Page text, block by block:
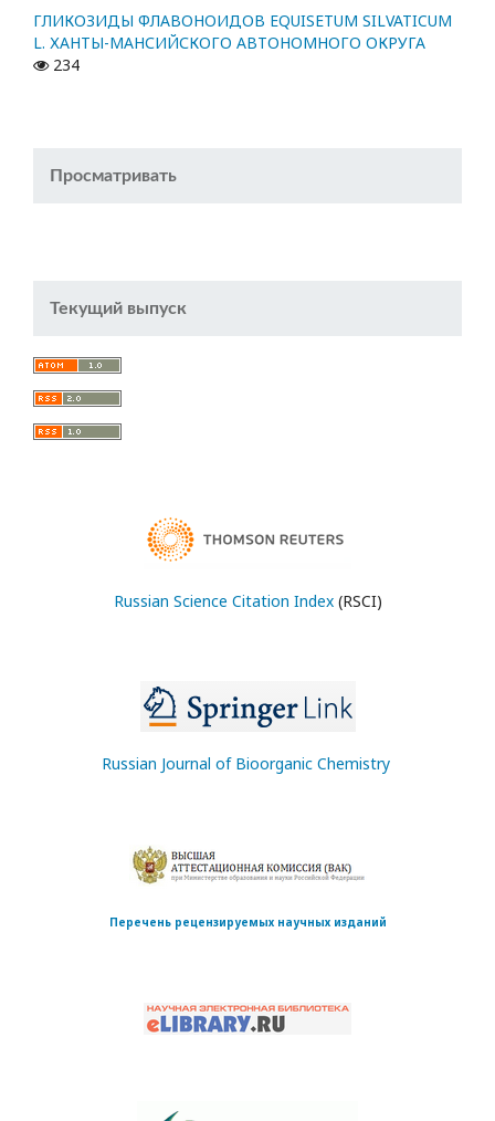
ГЛИКОЗИДЫ ФЛАВОНОИДОВ EQUISETUM SILVATICUM
L. ХАНТЫ-МАНСИЙСКОГО АВТОНОМНОГО ОКРУГА
234
Просматривать
Текущий выпуск
Russian Science Citation Index(RSCI)
Russian Journal of Bioorganic Chemistry
Перечень рецензируемых научных изданий